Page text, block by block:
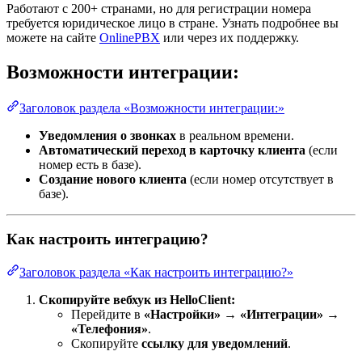
Работают с 200+ странами, но для регистрации номера
требуется юридическое лицо в стране. Узнать подробнее вы
можете на сайте OnlinePBX или через их поддержку.
Возможности интеграции:
Заголовок раздела «Возможности интеграции:»
Уведомления о звонках в реальном времени.
Автоматический переход в карточку клиента (если
номер есть в базе).
Создание нового клиента (если номер отсутствует в
базе).
Как настроить интеграцию?
Заголовок раздела «Как настроить интеграцию?»
Скопируйте вебхук из HelloClient:
Перейдите в «Настройки» → «Интеграции» →
«Телефония».
Скопируйте ссылку для уведомлений.